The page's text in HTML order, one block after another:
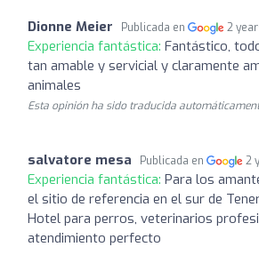
Dionne Meier Publicada en 2
Experiencia fantástica: Fantástico,
tan amable y servicial y claramente
animales
Esta opinión ha sido traducida
salvatore mesa Publicada en 2
Experiencia fantástica: Para los
el sitio de referencia en el sur de
Hotel para perros, veterinarios
atendimiento perfecto